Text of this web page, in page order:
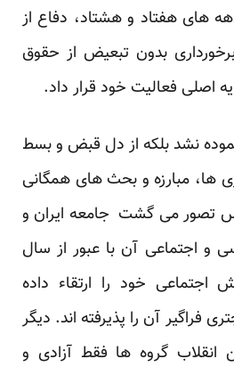
های هفتاد و هشتاد، دفاع از
بدون تبعیض از حقوق
اصلی فعالیت خود قرار داد.
نشد بلکه از دل قبض و بسط
ها، مبارزه و بحث های همگانی
تصور می گشت جامعه ایران و
اجتماعی آن با عبور از سال
اجتماعی خود را ارتقاء داده
فراگیر آن را پذیرفته اند. دیگر
انقلاب گروه ها فقط آزادی و